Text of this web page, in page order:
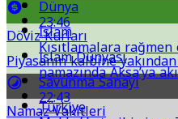
Döviz Kurları
Piyasanın kalbine
Namaz Vakitleri
Dünya
İslam
İslam Dünyası
Savunma Sanayi
Türkiye
23:46
Kısıtlamalara
namazında Aksa’ya
22:43